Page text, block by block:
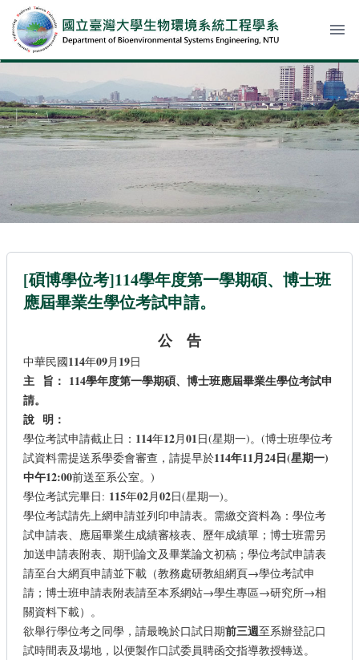
menu
[碩博學位考]114學年度第一學期碩、博士班
應屆畢業生學位考試申請。
公 告
中華民國114年09月 19日
主 旨 ： 114學年度第一學期碩、博士班應屆畢業生學位考試申
請。
說 明 ：
學位考試申請截止日： 114年12月01日(星期一)。(博士班學位考
試資料需提送系學委會審查，請提早於114年11月24日(星期一)
中午12:00前送至系公室。)
學位考試完畢日: 115年02月02日(星期一)。
學位考試請先上網申請並列印申請表。需繳交資料為：學位考
試申請表、應屆畢業生成績審核表、歷年成績單；博士班需另
加送申請表附表、期刊論文及畢業論文初稿；學位考試申請表
請至台大網頁申請並下載（教務處研教組網頁→學位考試申
請；博士班申請表附表請至本系網站→學生專區→研究所→相
關資料下載）。
欲舉行學位考之同學，請最晚於口試日期前三週至系辦登記口
試時間表及場地，以便製作口試委員聘函交指導教授轉送。